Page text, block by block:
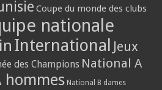
Coupe du monde des clubs
nationale
International Jeux
des Champions National A
hommes National B dames